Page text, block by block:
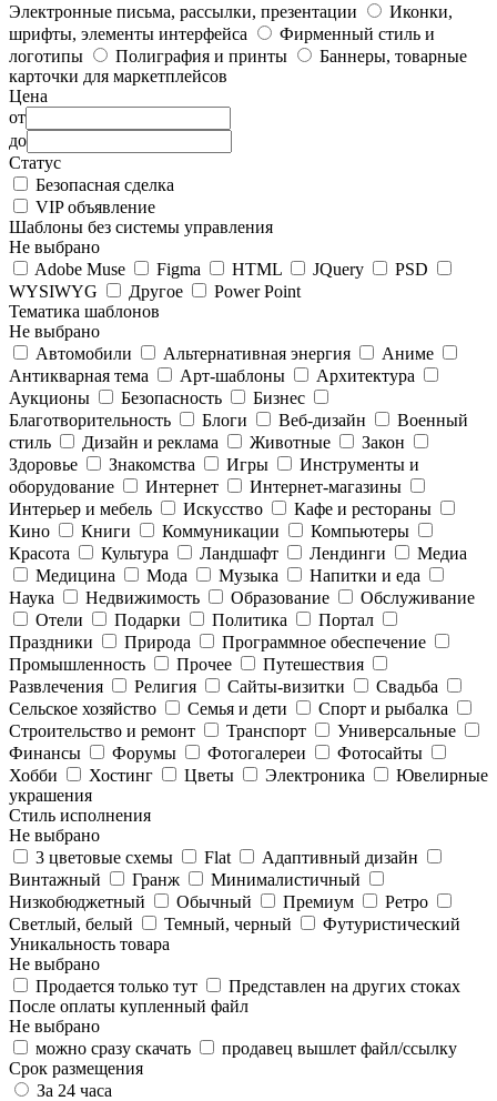
Электронные письма, рассылки, презентации
Иконки,
шрифты, элементы интерфейса
Фирменный стиль и
логотипы
Полиграфия и принты
Баннеры, товарные
карточки для маркетплейсов
Цена
от
до
Статус
Безопасная сделка
VIP объявление
Шаблоны без системы управления
Не выбрано
Adobe Muse
Figma HTML JQuery
PSD
WYSIWYG
Другое
Power Point
Тематика шаблонов
Не выбрано
Автомобили
Альтернативная энергия
Аниме
Антикварная тема
Арт-шаблоны
Архитектура
Аукционы
Безопасность
Бизнес
Благотворительность
Блоги Веб-дизайн
Военный
стиль
Дизайн и реклама Животные
Закон
Здоровье
Знакомства Игры
Инструменты и
оборудование
Интернет
Интернет-магазины
Интерьер и мебель
Искусство
Кафе и рестораны
Кино
Книги Коммуникации
Компьютеры
Красота
Культура Ландшафт Лендинги
Медиа
Медицина
Мода Музыка
Напитки и еда
Наука
Недвижимость Образование
Обслуживание
Отели
Подарки Политика
Портал
Праздники
Природа
Программное обеспечение
Промышленность
Прочее
Путешествия
Развлечения
Религия Сайты-визитки
Свадьба
Сельское хозяйство
Семья и дети
Спорт и рыбалка
Строительство и ремонт
Транспорт
Универсальные
Финансы
Форумы Фотогалереи
Фотосайты
Хобби
Хостинг Цветы Электроника
Ювелирные
украшения
Стиль исполнения
Не выбрано
3 цветовые схемы
Flat
Адаптивный дизайн
Винтажный
Гранж
Минималистичный
Низкобюджетный
Обычный Премиум
Ретро
Светлый, белый
Темный, черный
Футуристический
Уникальность товара
Не выбрано
Продается только тут
Представлен на других стоках
После оплаты купленный файл
Не выбрано
можно сразу скачать
продавец вышлет файл/ссылку
Срок размещения
За 24 часа